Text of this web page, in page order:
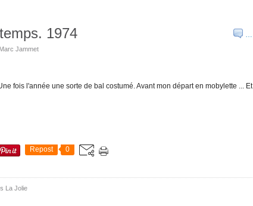
…
1974
Jammet
fois l'année une sorte de bal costumé. Avant mon départ en mobylette ... Et
Repost 0
La Jolie